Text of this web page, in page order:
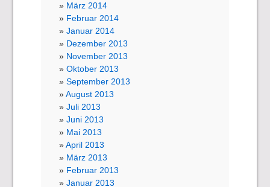
März 2014
Februar 2014
Januar 2014
Dezember 2013
November 2013
Oktober 2013
September 2013
August 2013
Juli 2013
Juni 2013
Mai 2013
April 2013
März 2013
Februar 2013
Januar 2013